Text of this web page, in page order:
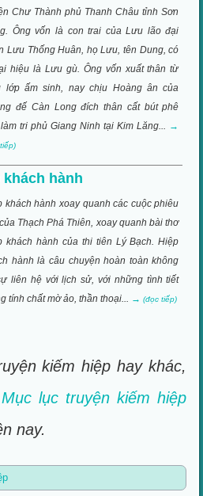
Chư Thành phủ Thanh Châu tỉnh Sơn
Ông vốn là con trai của Lưu lão đại
Lưu Thống Huân, họ Lưu, tên Dung, có
hiệu là Lưu gù. Ông vốn xuất thân từ
lớp ấm sinh, nay chịu Hoàng ân của
đế Càn Long đích thân cất bút phê
tri phủ Giang Ninh tại Kim Lăng... →
khách hành
khách hành xoay quanh các cuộc phiêu
Thạch Phá Thiên, xoay quanh bài thơ
khách hành của thi tiên Lý Bạch. Hiệp
hành là câu chuyện hoàn toàn không
liên hệ với lịch sử, với những tình tiết
tính chất mờ ảo, thần thoại... →(đọc tiếp)
kiếm hiệp hay khác,
Mục lục truyện kiếm hiệp
nay.